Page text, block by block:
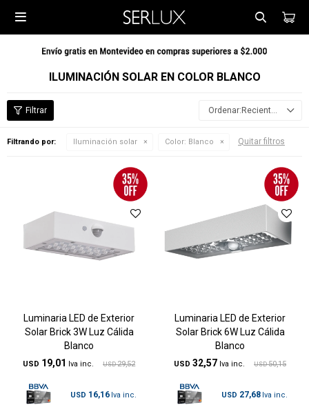

ILUMINACIÓN SOLAR EN COLOR BLANCO
Recientes
Filtrando por: Iluminación solar Color: Blanco Quitar filtros
Luminaria LED de Exterior
Solar Brick 3W Luz Cálida
Blanco
USD 19,01 USD 29,52
USD 16,16
Luminaria LED de Exterior
Solar Brick 6W Luz Cálida
Blanco
USD 32,57 USD 50,15
USD 27,68